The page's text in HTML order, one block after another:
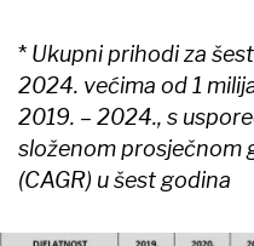
* Ukupni prihodi za
2024. većima od 1
2019. – 2024., s
složenom prosječnom
(CAGR) u šest godina